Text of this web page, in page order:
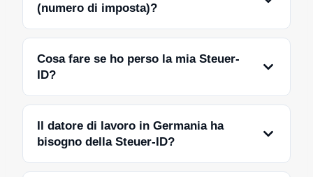
(numero di imposta)?
Cosa fare se ho perso la mia Steuer-
ID?
Il datore di lavoro in Germania ha
bisogno della Steuer-ID?